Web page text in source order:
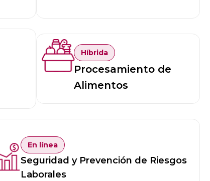
Híbrida
Procesamiento de
Alimentos
En línea
Seguridad y Prevención de Riesgos
Laborales